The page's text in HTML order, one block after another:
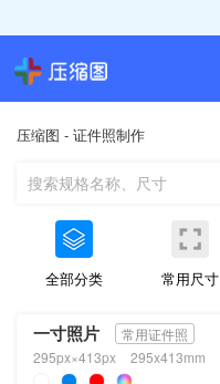
压缩图 - 证件照制作
全部分类 常用尺寸
一寸照片
常用证件照
295px×413px
295x413mm